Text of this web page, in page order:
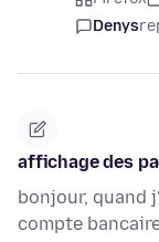
Denys
affichage des
bonjour, quand
compte